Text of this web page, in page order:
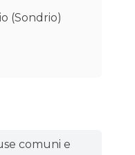
(Sondrio)
comuni e